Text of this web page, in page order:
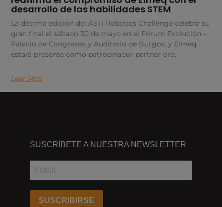
desarrollo de las habilidades STEM
La décima edición del ASTI Robotics Challenge celebra su
gran final el sábado 30 de mayo en el Fórum Evolución –
Palacio de Congresos y Auditorio de Burgos, y Elmeq
estará presente como patrocinador partner oro.
Leer Más
ESTAMOS
Ferrocarrils
Catalans
SUSCRÍBETE A NUESTRA NEWSLETTER
SUSCRIBIRSE